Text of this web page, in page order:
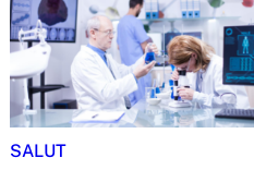
SALUT